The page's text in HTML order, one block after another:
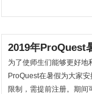
2019年ProQuest
为了使师生们能够更好地
ProQuest在暑假为大家
限制，需提前注册。期间